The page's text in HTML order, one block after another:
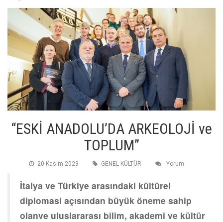
“ESKİ ANADOLU’DA ARKEOLOJİ ve
TOPLUM”
20 Kasim 2023 GENEL KÜLTÜR Yorum
İtalya ve Türkiye arasındaki kültürel
diplomasi açısından büyük öneme sahip
olanve uluslararası bilim, akademi ve kültür